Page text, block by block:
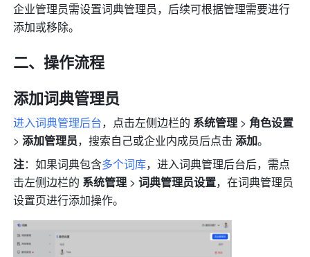
企业管理员需设置词典管理员，后续可根据管理需要进行
添加或移除。
二、操作流程
添加词典管理员
进入词典管理后台，点击左侧边栏的 系统管理 >
> 添加管理员，搜索自己或企业内成员后点击 添加。
注：如果词典包含多个词库，进入词典管理后台后，需点
击左侧边栏的 系统管理 > 词典管理员设置，在词典管理员
设置页进行添加操作。